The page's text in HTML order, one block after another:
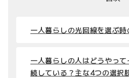
一人暮らしの光回線を選ぶ時
一人暮らしの人はどうやっ
続している？主な4つの選択